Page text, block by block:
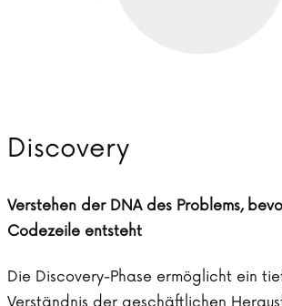
Discovery
Verstehen der DNA des Problems,
Codezeile entsteht
Die Discovery-Phase ermöglicht ein
Verständnis der geschäftlichen